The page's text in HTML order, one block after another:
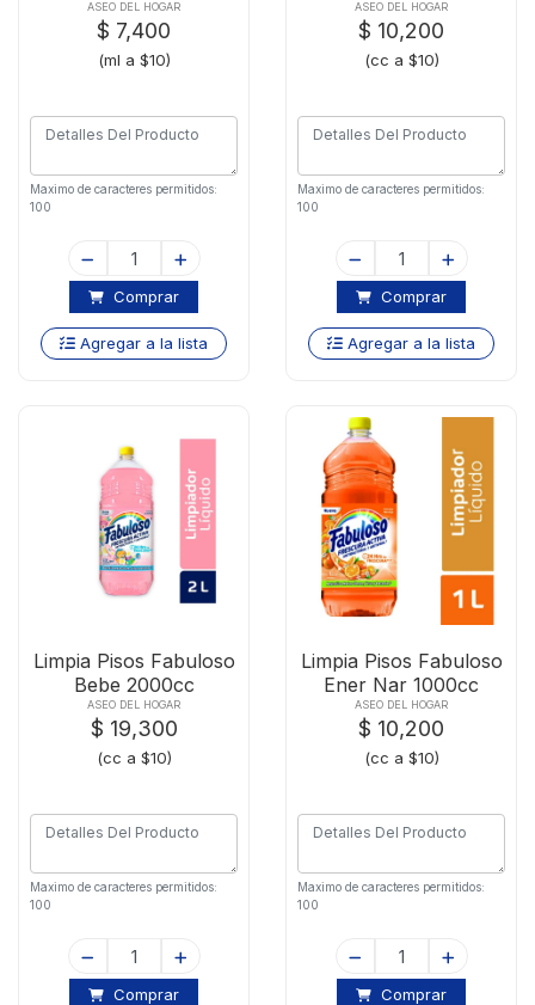
ASEO DEL HOGAR
$ 7,400
(ml a $10)
Maximo de caracteres permitidos:
100
Comprar
Agregar a la lista
ASEO DEL HOGAR
$ 10,200
(cc a $10)
Maximo de caracteres permitidos:
100
Comprar
Agregar a la lista
Limpia Pisos Fabuloso
Bebe 2000cc
ASEO DEL HOGAR
$ 19,300
(cc a $10)
Maximo de caracteres permitidos:
100
Comprar
Limpia Pisos Fabuloso
Ener Nar 1000cc
ASEO DEL HOGAR
$ 10,200
(cc a $10)
Maximo de caracteres permitidos:
100
Comprar